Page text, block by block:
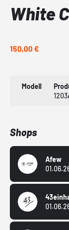
White
150,00 €
Modell
Shops
Afew